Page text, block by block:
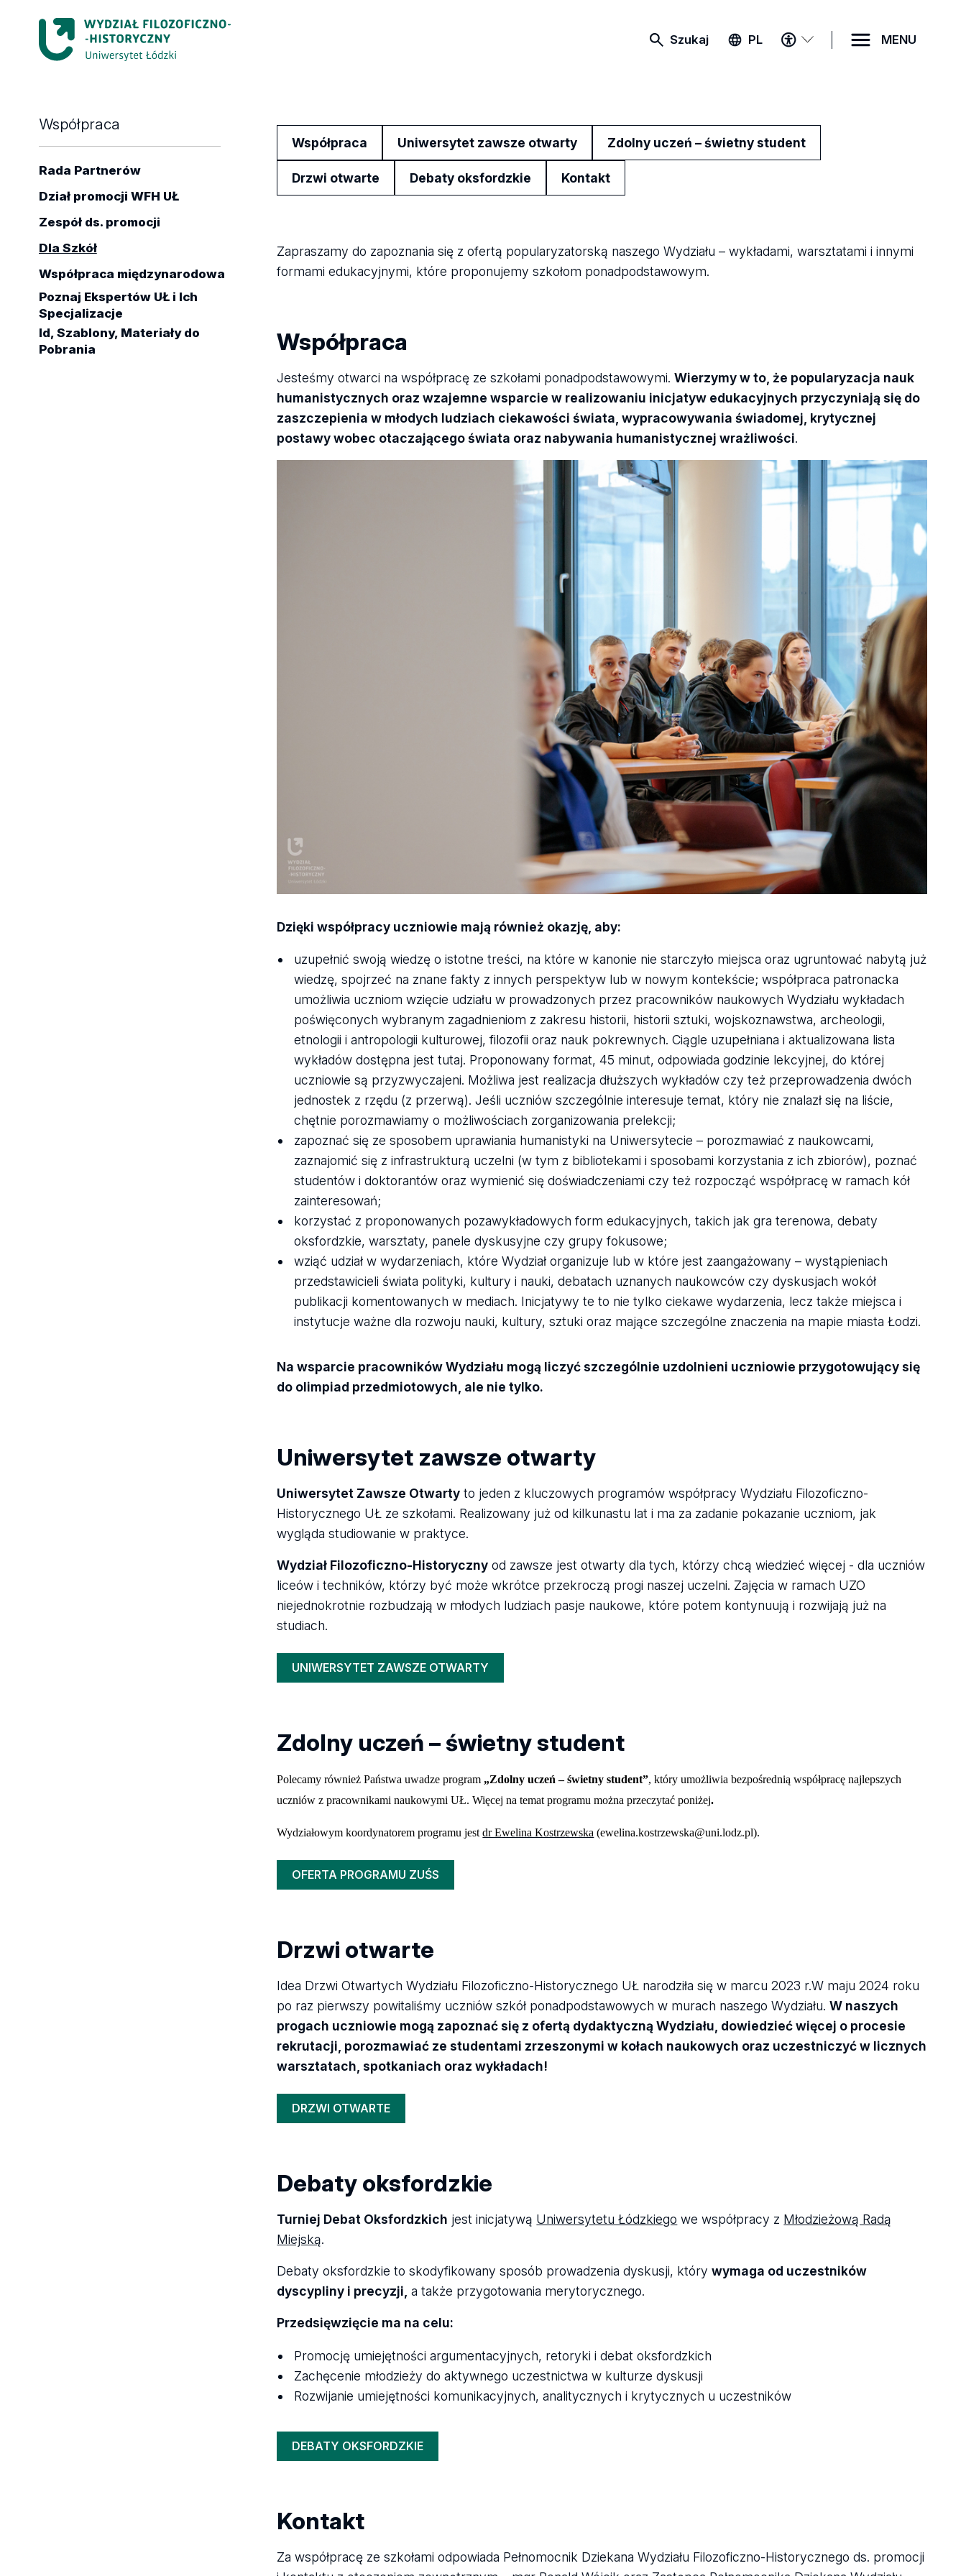
Szukaj PL
MENU
DOSTĘPNOŚCI
MENU
Współpraca
Rada Partnerów
Dział promocji WFH UŁ
Zespół ds. promocji
Dla Szkół
Współpraca międzynarodowa
Poznaj Ekspertów UŁ i Ich
Specjalizacje
Id, Szablony, Materiały do
Pobrania
Współpraca Uniwersytet zawsze otwarty Zdolny uczeń – świetny student
Drzwi otwarte Debaty oksfordzkie Kontakt
Zapraszamy do zapoznania się z ofertą popularyzatorską naszego Wydziału – wykładami, warsztatami i innymi
formami edukacyjnymi, które proponujemy szkołom ponadpodstawowym.
Współpraca
Jesteśmy otwarci na współpracę ze szkołami ponadpodstawowymi.Wierzymy w to, że popularyzacja nauk
humanistycznych oraz wzajemne wsparcie w realizowaniu inicjatyw edukacyjnych przyczyniają się do
zaszczepienia w młodych ludziach ciekawości świata, wypracowywania świadomej, krytycznej
postawy wobec otaczającego świata oraz nabywania humanistycznej wrażliwości.
Dzięki współpracy uczniowie mają również okazję, aby:
uzupełnić swoją wiedzę o istotne treści, na które w kanonie nie starczyło miejsca oraz ugruntować nabytą już
wiedzę, spojrzeć na znane fakty z innych perspektyw lub w nowym kontekście; współpraca patronacka
umożliwia uczniom wzięcie udziału w prowadzonych przez pracowników naukowych Wydziału wykładach
poświęconych wybranym zagadnieniom z zakresu historii, historii sztuki, wojskoznawstwa, archeologii,
etnologii i antropologii kulturowej, filozofii oraz nauk pokrewnych. Ciągle uzupełniana i aktualizowana lista
wykładów dostępna jest tutaj. Proponowany format, 45 minut, odpowiada godzinie lekcyjnej, do której
uczniowie są przyzwyczajeni. Możliwa jest realizacja dłuższych wykładów czy też przeprowadzenia dwóch
jednostek z rzędu (z przerwą). Jeśli uczniów szczególnie interesuje temat, który nie znalazł się na liście,
chętnie porozmawiamy o możliwościach zorganizowania prelekcji;
zapoznać się ze sposobem uprawiania humanistyki na Uniwersytecie – porozmawiać z naukowcami,
zaznajomić się z infrastrukturą uczelni (w tym z bibliotekami i sposobami korzystania z ich zbiorów), poznać
studentów i doktorantów oraz wymienić się doświadczeniami czy też rozpocząć współpracę w ramach kół
zainteresowań;
korzystać z proponowanych pozawykładowych form edukacyjnych, takich jak gra terenowa, debaty
oksfordzkie, warsztaty, panele dyskusyjne czy grupy fokusowe;
wziąć udział w wydarzeniach, które Wydział organizuje lub w które jest zaangażowany – wystąpieniach
przedstawicieli świata polityki, kultury i nauki, debatach uznanych naukowców czy dyskusjach wokół
publikacji komentowanych w mediach. Inicjatywy te to nie tylko ciekawe wydarzenia, lecz także miejsca i
instytucje ważne dla rozwoju nauki, kultury, sztuki oraz mające szczególne znaczenia na mapie miasta Łodzi.
Na wsparcie pracowników Wydziału mogą liczyć szczególnie uzdolnieni uczniowie przygotowujący się
do olimpiad przedmiotowych, ale nie tylko.
Uniwersytet zawsze otwarty
Uniwersytet Zawsze Otwarty to jeden z kluczowych programów współpracy Wydziału Filozoficzno-
Historycznego UŁ ze szkołami. Realizowany już od kilkunastu lat i ma za zadanie pokazanie uczniom, jak
wygląda studiowanie w praktyce.
Wydział Filozoficzno-Historyczny od zawsze jest otwarty dla tych, którzy chcą wiedzieć więcej - dla uczniów
liceów i techników, którzy być może wkrótce przekroczą progi naszej uczelni. Zajęcia w ramach UZO
niejednokrotnie rozbudzają w młodych ludziach pasje naukowe, które potem kontynuują i rozwijają już na
studiach.
UNIWERSYTET ZAWSZE OTWARTY
Zdolny uczeń – świetny student
Polecamy również Państwa uwadze program „Zdolny uczeń – świetny student”, który umożliwia bezpośrednią współpracę najlepszych
uczniów z pracownikami naukowymi UŁ. Więcej na temat programu można przeczytać poniżej.
Wydziałowym koordynatorem programu jestdr Ewelina Kostrzewska (ewelina.kostrzewska@uni.lodz.pl).
OFERTA PROGRAMU ZUŚS
Drzwi otwarte
Idea Drzwi Otwartych Wydziału Filozoficzno-Historycznego UŁ narodziła się w marcu 2023 r.W maju 2024 roku
po raz pierwszy powitaliśmy uczniów szkół ponadpodstawowych w murach naszego Wydziału.W naszych
progach uczniowie mogą zapoznać się z ofertą dydaktyczną Wydziału, dowiedzieć więcej o procesie
rekrutacji, porozmawiać ze studentami zrzeszonymi w kołach naukowych oraz uczestniczyć w licznych
warsztatach, spotkaniach oraz wykładach!
DRZWI OTWARTE
Debaty oksfordzkie
Turniej Debat Oksfordzkich jest inicjatywą Uniwersytetu Łódzkiego we współpracy z Młodzieżową Radą
Miejską.
Debaty oksfordzkie to skodyfikowany sposób prowadzenia dyskusji, którywymaga od uczestników
dyscypliny i precyzji, a także przygotowania merytorycznego.
Przedsięwzięcie ma na celu:
Promocję umiejętności argumentacyjnych, retoryki i debat oksfordzkich
Zachęcenie młodzieży do aktywnego uczestnictwa w kulturze dyskusji
Rozwijanie umiejętności komunikacyjnych, analitycznych i krytycznych u uczestników
DEBATY OKSFORDZKIE
Kontakt
Za współpracę ze szkołami odpowiada Pełnomocnik Dziekana Wydziału Filozoficzno-Historycznego ds. promocji